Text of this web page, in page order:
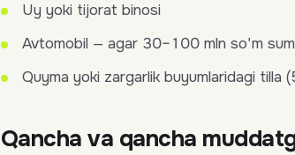
Uy yoki tijorat binosi
Avtomobil — agar 30–100 mln so'm
Quyma yoki zargarlik buyumlaridagi
Qancha va qancha